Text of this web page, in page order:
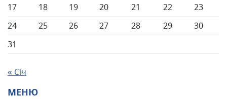
17
18 19 20 21 22
23
24
25 26 27 28 29
30
31
« Січ
МЕНЮ